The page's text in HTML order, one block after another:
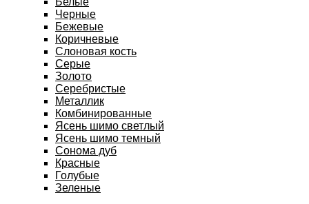
Черные
Бежевые
Коричневые
Слоновая кость
Серые
Золото
Серебристые
Металлик
Комбинированные
Ясень шимо светлый
Ясень шимо темный
Сонома дуб
Красные
Голубые
Зеленые